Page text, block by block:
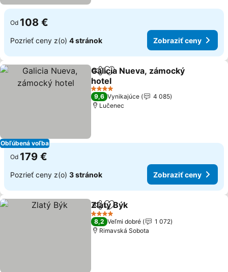
Od 108 €
Pozrieť ceny z(o) 4 stránok Zobraziť ceny
Obľúbená voľba
ZdieľaťPridať do obľúbených
Galicia Nueva, zámocký
hotel
4 Počet hviezdičiek
9,6 Vynikajúce
4 085
Lučenec
Od 179 €
Pozrieť ceny z(o) 3 stránok Zobraziť ceny
ZdieľaťPridať do obľúbených
Zlatý Býk
4 Počet hviezdičiek
8,2 Veľmi dobré
1 072
Rimavská Sobota